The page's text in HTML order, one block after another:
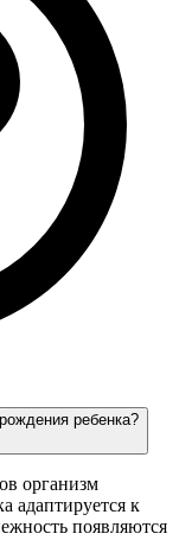
ребенка?
организм
адаптируется к
появляются